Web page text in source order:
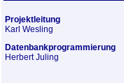
Projektleitung
Karl Wesling
Datenbankprogrammierung
Herbert Juling